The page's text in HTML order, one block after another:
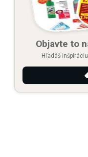
Objavte to
Hľadáš